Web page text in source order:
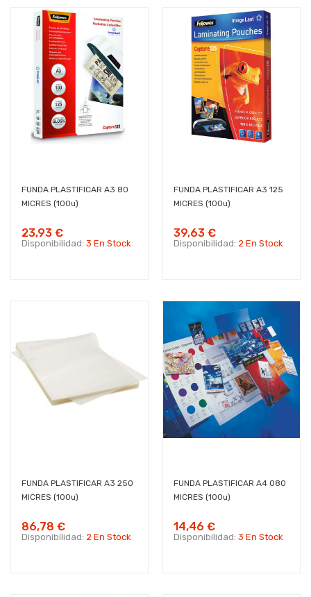
FUNDA PLASTIFICAR A3 80
MICRES (100u)
23,93 €
Disponibilidad: 3 En Stock
FUNDA PLASTIFICAR A3 125
MICRES (100u)
39,63 €
Disponibilidad: 2 En Stock
FUNDA PLASTIFICAR A3 250
MICRES (100u)
86,78 €
Disponibilidad: 2 En Stock
FUNDA PLASTIFICAR A4 080
MICRES (100u)
14,46 €
Disponibilidad: 3 En Stock